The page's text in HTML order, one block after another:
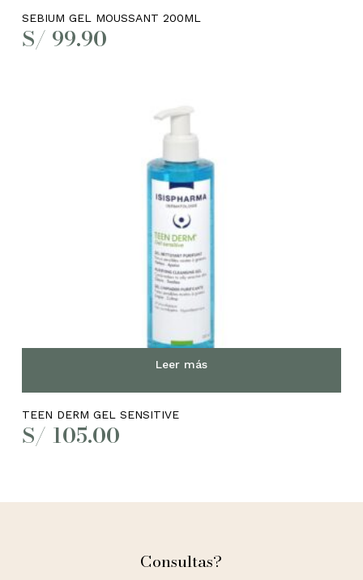
carrito.
Go to shop
SEBIUM GEL MOUSSANT 200ML
S/ 99.90
Leer más
TEEN DERM GEL SENSITIVE
S/ 105.00
Consultas?